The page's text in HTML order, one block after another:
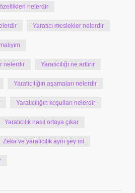
nelerdir
Yaratıcı meslekler nelerdir
nelerdir Yaratıcılığı ne arttırır
Yaratıcılığın aşamaları nelerdir
Yaratıcılığın koşulları nelerdir
Yaratıcılık nasıl ortaya çıkar
Zeka ve yaratıcılık aynı şey mi